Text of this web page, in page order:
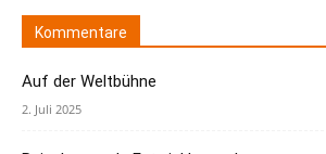
Kommentare
Auf der Weltbühne
2. Juli 2025